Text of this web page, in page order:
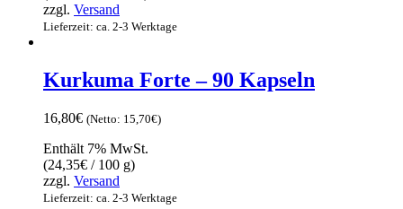
zzgl. Versand
Lieferzeit: ca. 2-3 Werktage
Kurkuma Forte – 90 Kapseln
16,80€ (Netto: 15,70€)
Enthält 7% MwSt.
(24,35€ / 100 g)
zzgl. Versand
Lieferzeit: ca. 2-3 Werktage